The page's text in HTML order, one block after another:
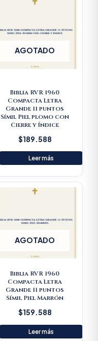
AGOTADO
Biblia RVR 1960
Compacta Letra
Grande 11 puntos
Símil Piel plomo con
Cierre y Índice
$189.588
Leer más
AGOTADO
Biblia RVR 1960
Compacta Letra
Grande 11 puntos
Símil Piel Marrón
$159.588
Leer más